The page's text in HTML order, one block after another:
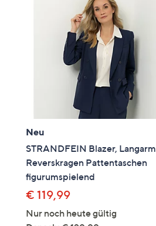
Neu
STRANDFEIN Blazer, Langarm
Reverskragen Pattentaschen
figurumspielend
€ 119,99
Nur noch heute gültig